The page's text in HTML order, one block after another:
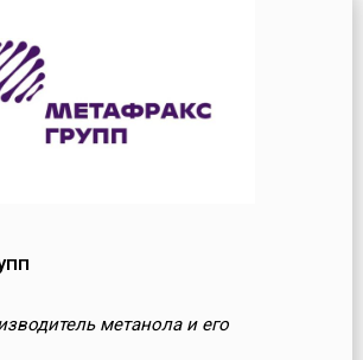
метанола и его